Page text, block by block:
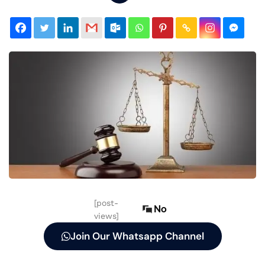
[post-
views]
No
Join Our Whatsapp Channel